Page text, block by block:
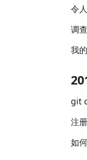
令
调
我
git
注
如